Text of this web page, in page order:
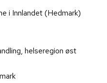
i Innlandet (Hedmark)
helseregion øst